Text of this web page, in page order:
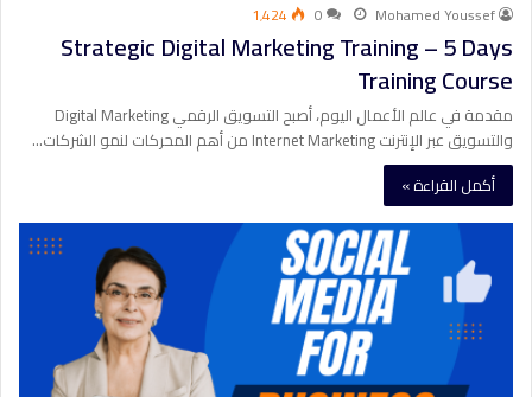
Mohamed Youssef
0 1٬424
Strategic Digital Marketing Training – 5 Days
Training Course
مقدمة في عالم الأعمال اليوم، أصبح التسويق الرقمي Digital Marketing
والتسويق عبر الإنترنت Internet Marketing من أهم المحركات لنمو الشركات…
أكمل القراءة »